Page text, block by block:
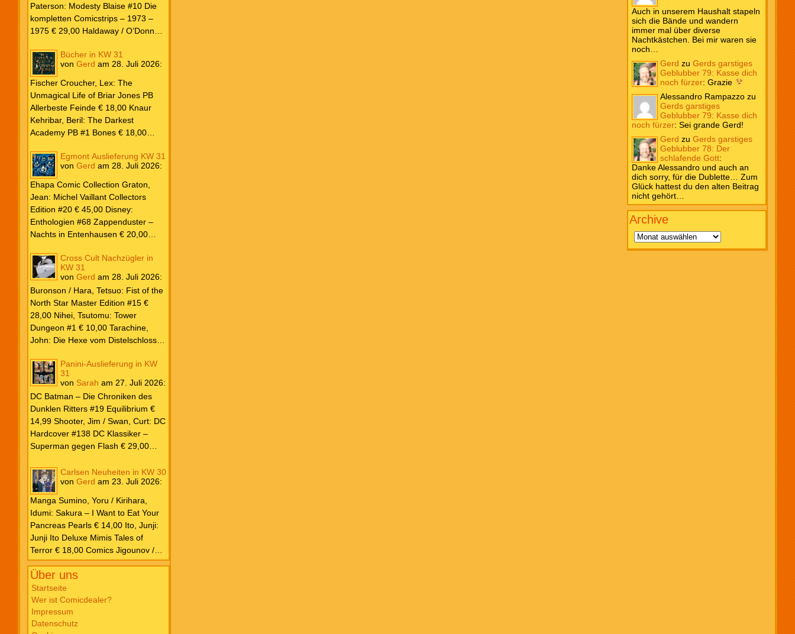
Paterson: Modesty Blaise #10 Die
kompletten Comicstrips – 1973 –
1975 € 29,00 Haldaway / O’Donnell
kompletten Comicstrips – 1972 –
1973 € 29,00 Knesebeck Hendrix,
John: Die Weltenerschaffer Die
fantastische Freundschaft von C.S.
Lewis & J.R.R. Tolkien € 30,00
Weissblech Luba Wolfsschwanz #22
€ 4,90 Horror Schocker #81 € 4,90
Bücher in KW 31
von Gerd am 28. Juli 2026:
Fischer Croucher, Lex: The
Unmagical Life of Briar Jones PB
Allerbeste Feinde € 18,00 Knaur
Kehribar, Beril: The Darkest
Academy PB #1 Bones € 18,00
Trilogie PB #3 To Spark a Fae War €
18,00 Bramble Hardcover Priest: Lie
Huo Jiao Chou HC #1 Drowning
Sorrows in Raging Fire € 25,00
Carlsen Davon, Isla: Blackened
Blade PB #3 Of Blackened Blood €
18,00
Egmont Auslieferung KW 31
von Gerd am 28. Juli 2026:
Ehapa Comic Collection Graton,
Jean: Michel Vaillant Collectors
Edition #20 € 45,00 Disney:
Enthologien #68 Zappenduster –
Nachts in Entenhausen € 20,00
Vagabond Master Edition #12 €
24,00 Inagaki / Murata: Eyeshield
Fujimoto: Chainsaw Man #22 € 8,50
Aoyama: Detektiv Conan #108 €
8,00 Eichinger, Daniel: Oventroja
(Fortsetzung von Jovantore) €
22,00 Iwatobi: Herr Unsichtbar und
seine zukünftige Frau #3 € 14,00
Cross Cult Nachzügler in
KW 31
von Gerd am 28. Juli 2026:
Buronson / Hara, Tetsuo: Fist of the
North Star Master Edition #15 €
28,00 Nihei, Tsutomu: Tower
Dungeon #1 € 10,00 Tarachine,
John: Die Hexe vom Distelschloss
Panini-Auslieferung in KW
31
von Sarah am 27. Juli 2026:
DC Batman – Die Chroniken des
Dunklen Ritters #19 Equilibrium €
14,99 Shooter, Jim / Swan, Curt: DC
Hardcover #138 DC Klassiker –
Superman gegen Flash € 29,00
Poison Ivy #7 Kampf € 22,00
Kennedy Johnson, Phillip /
Godlewski, Scott: Superman – Das
Buch von El € 20,00 Millar, Mark /
Porter, Howard: DC Must Have #12
Justice League – Der Turm zu Babel
€ 35,00 Snyder, Scott / Williams,
Joshua / Fernandez, Javi: DC K.O.
#1 € 5,99 O’Neil, Dennis / Adams,
Joker ist zurück! € 6,99 Justice
League Unlimited #10 € 5,99 Marvel
Parker, Ethan S. / Bazaldua, Jan:
Marvel Zombies 2026 – Splatter-
Carlsen Neuheiten in KW 30
von Gerd am 23. Juli 2026:
Manga Sumino, Yoru / Kirihara,
Idumi: Sakura – I Want to Eat Your
Pancreas Pearls € 14,00 Ito, Junji:
Junji Ito Deluxe Mimis Tales of
Terror € 18,00 Comics Jigounov /
Sente: Dreizehn XIII #30 So Help
Me God! € 12,00 Ibañez: Clever &
Smart Sonderband #29 Nimm das,
Napoleon! € 12,00 Schulz: Peanuts
für Kids #7 Kleine Decke, großes
Abenteuer € 16,00 Takano, Hisa:
Über uns
Startseite
Wer ist Comicdealer?
Impressum
Datenschutz
Auch in unserem Haushalt stapeln
sich die Bände und wandern
immer mal über diverse
Nachtkästchen. Bei mir waren sie
noch…
Gerd zuGerds garstiges
Geblubber 79: Kasse dich
noch fürzer:Grazie
Alessandro Rampazzo zu
Gerds garstiges
Geblubber 79: Kasse dich
noch fürzer:Sei grande Gerd!
Gerd zuGerds garstiges
Geblubber 78: Der
schlafende Gott:
Danke Alessandro und auch an
dich sorry, für die Dublette… Zum
Glück hattest du den alten Beitrag
nicht gehört…
Archive